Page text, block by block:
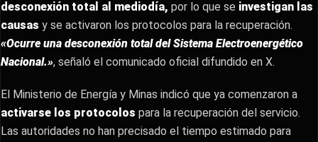
desconexión total al mediodía, por lo que se investigan las
causas y se activaron los protocolos para la recuperación.
«Ocurre una desconexión total del Sistema Electroenergético
Nacional.», señaló el comunicado oficial difundido en X.
El Ministerio de Energía y Minas indicó que ya comenzaron a
activarse los protocolos para la recuperación del servicio.
Las autoridades no han precisado el tiempo estimado para